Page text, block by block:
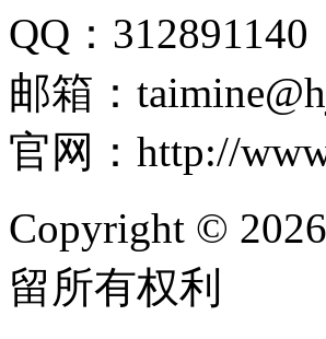
QQ：312891140
邮箱：
官网：http://
Copyright © 2026
留所有权利